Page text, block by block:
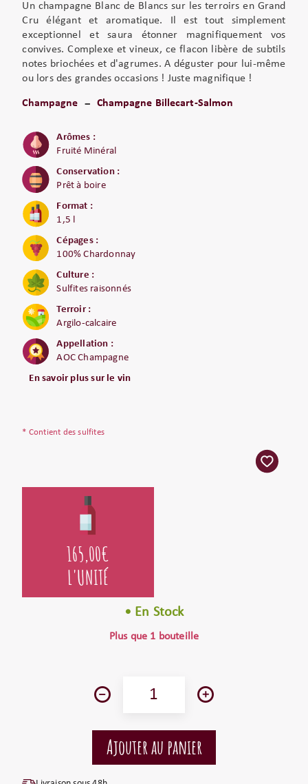
Un champagne Blanc de Blancs sur les terroirs en Grand
Cru élégant et aromatique. Il est tout simplement
exceptionnel et saura étonner magnifiquement vos
convives. Complexe et vineux, ce flacon libère de subtils
notes briochées et d'agrumes. A déguster pour lui-même
ou lors des grandes occasions ! Juste magnifique !
Champagne Champagne Billecart-Salmon
Arômes :
Fruité Minéral
Conservation :
Prêt à boire
Format :
1,5 l
Cépages :
100% Chardonnay
Culture :
Sulfites raisonnés
Terroir :
Argilo-calcaire
Appellation :
AOC Champagne
En savoir plus sur le vin
* Contient des sulfites
165,00€
L'UNITÉ
• En Stock
Plus que 1 bouteille